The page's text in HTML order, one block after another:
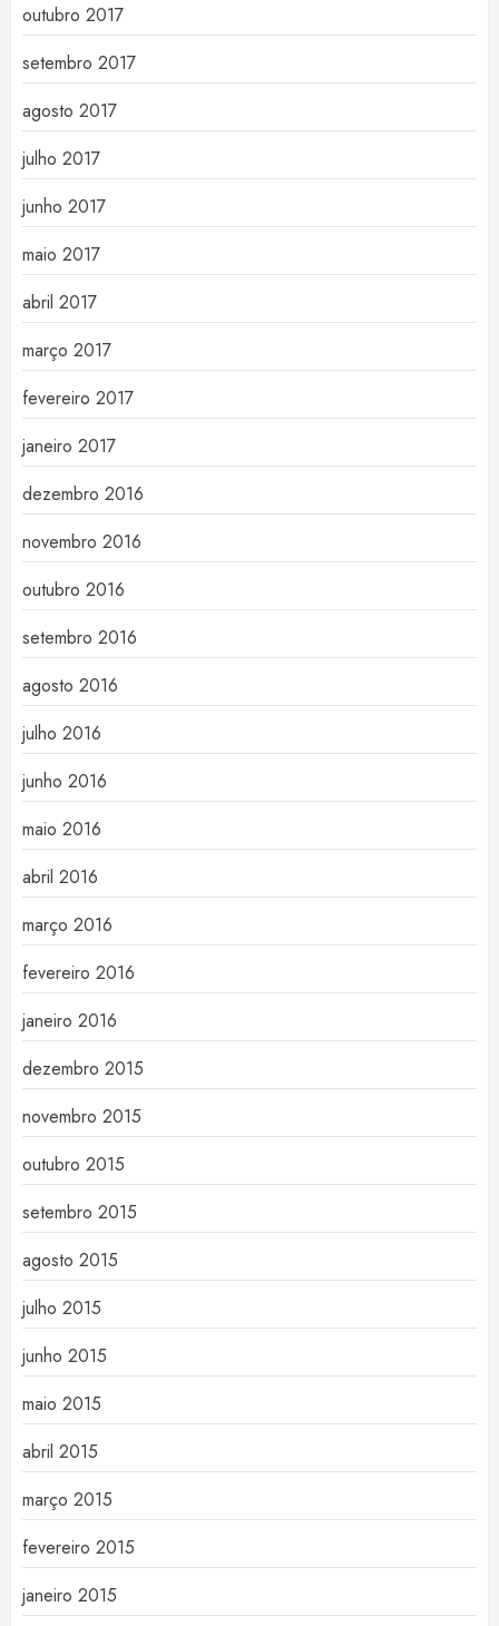
outubro 2017
setembro 2017
agosto 2017
julho 2017
junho 2017
maio 2017
abril 2017
março 2017
fevereiro 2017
janeiro 2017
dezembro 2016
novembro 2016
outubro 2016
setembro 2016
agosto 2016
julho 2016
junho 2016
maio 2016
abril 2016
março 2016
fevereiro 2016
janeiro 2016
dezembro 2015
novembro 2015
outubro 2015
setembro 2015
agosto 2015
julho 2015
junho 2015
maio 2015
abril 2015
março 2015
fevereiro 2015
janeiro 2015